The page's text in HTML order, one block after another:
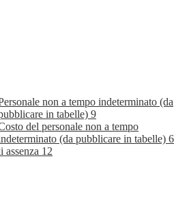
non a tempo indeterminato (da
in tabelle) 9
del personale non a tempo
(da pubblicare in tabelle) 6
assenza 12